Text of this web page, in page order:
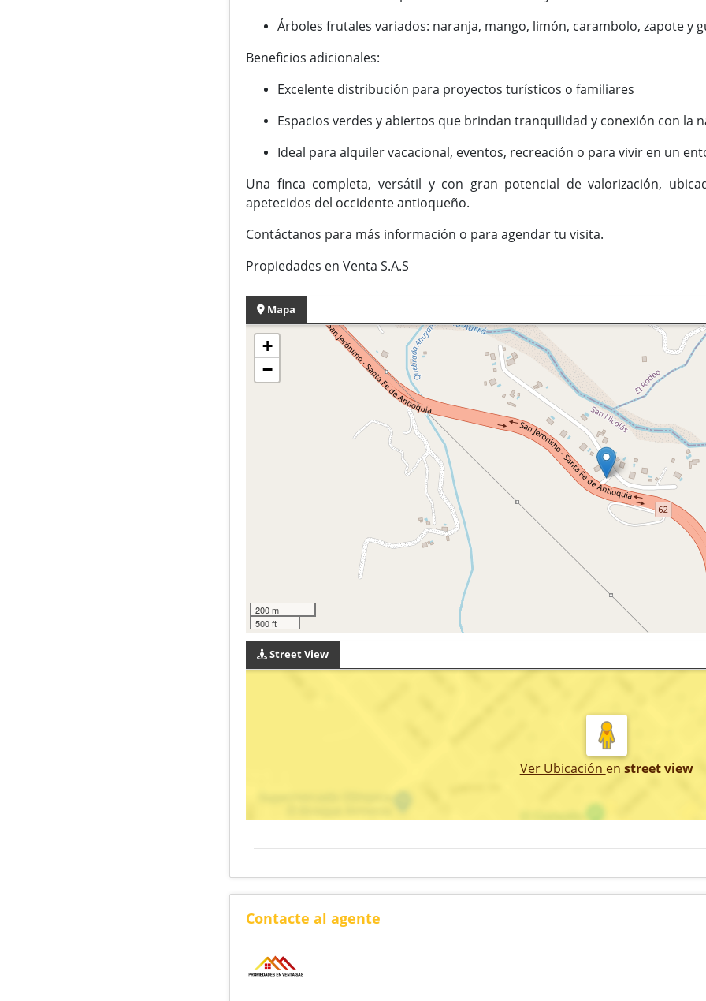
Árboles frutales variados: naranja, mango, limón, carambolo, zapote y
Beneficios adicionales:
Excelente distribución para proyectos turísticos o familiares
Espacios verdes y abiertos que brindan tranquilidad y conexión con la
Ideal para alquiler vacacional, eventos, recreación o para vivir en un
Una finca completa, versátil y con gran potencial de valorización,
apetecidos del occidente antioqueño.
Contáctanos para más información o para agendar tu visita.
Propiedades en Venta S.A.S
Mapa
+
−
200 m
500 ft
Street View
Ver Ubicación en street view
Contacte al agente